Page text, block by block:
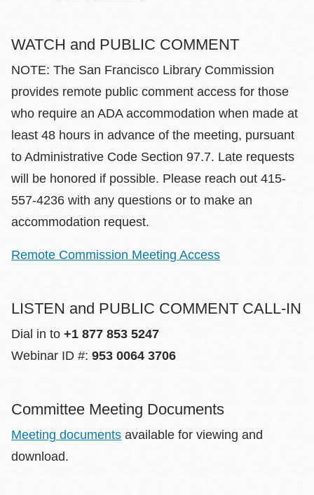
WATCH and PUBLIC COMMENT
NOTE: The San Francisco Library Commission
provides remote public comment access for those
who require an ADA accommodation when made at
least 48 hours in advance of the meeting, pursuant
to Administrative Code Section 97.7. Late requests
will be honored if possible. Please reach out 415-
557-4236 with any questions or to make an
accommodation request.
Remote Commission Meeting Access
LISTEN and PUBLIC COMMENT CALL-IN
Dial in to +1 877 853 5247
Webinar ID #: 953 0064 3706
Committee Meeting Documents
Meeting documents available for viewing and
download.